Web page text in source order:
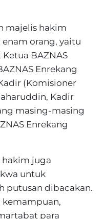
majelis hakim
orang, yaitu
BAZNAS
Enrekang
(Komisioner
Kadir
masing-masing
Enrekang
hakim juga
untuk
putusan dibacakan.
para